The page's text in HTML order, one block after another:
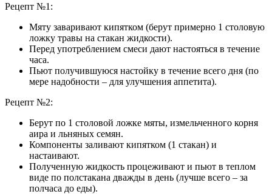
Рецепт №1:
Мяту заваривают кипятком (берут примерно 1 столовую
ложку травы на стакан жидкости).
Перед употреблением смеси дают настояться в течение
часа.
Пьют получившуюся настойку в течение всего дня (по
мере надобности – для улучшения аппетита).
Рецепт №2:
Берут по 1 столовой ложке мяты, измельченного корня
аира и льняных семян.
Компоненты заливают кипятком (1 стакан) и
настаивают.
Полученную жидкость процеживают и пьют в теплом
виде по полстакана дважды в день (лучше всего – за
полчаса до еды).